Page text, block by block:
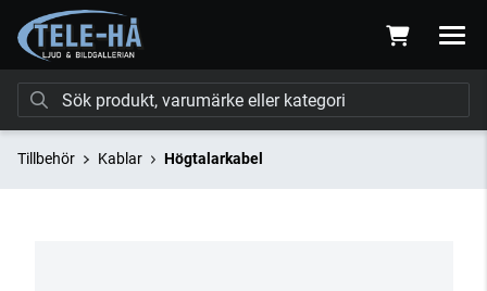
Tillbehör Kablar Högtalarkabel